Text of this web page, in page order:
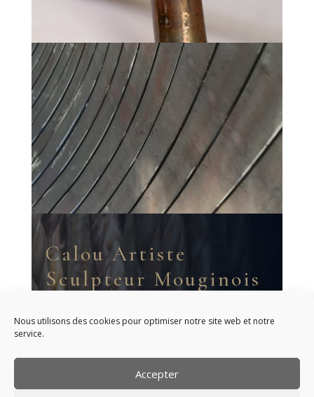
Nous utilisons des cookies pour optimiser notre site web et notre
service.
Accepter
Calou Artiste
Sculpteur Mouginois
Politique de confidentialité
Politique de cookies (UE)